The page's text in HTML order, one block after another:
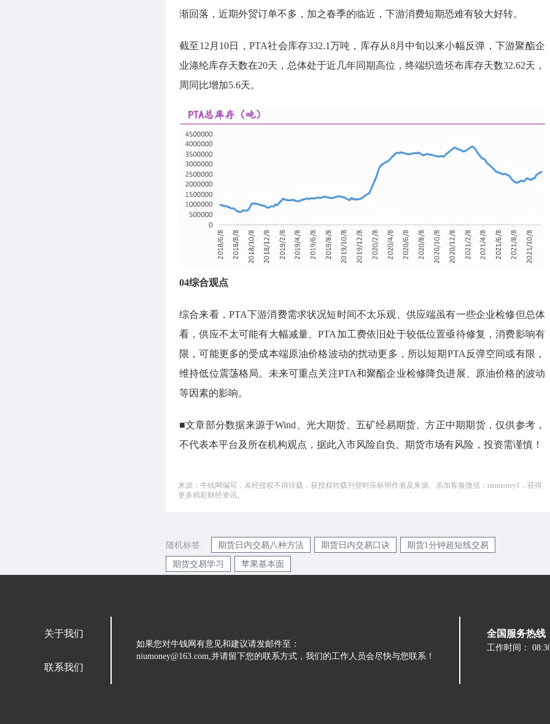
渐回落，近期外贸订单不多，加之春季的临近，下游消费短期恐难有较大好转。
截至12月10日，PTA社会库存332.1万吨，库存从8月中旬以来小幅反弹，下游聚酯企
业涤纶库存天数在20天，总体处于近几年同期高位，终端织造坯布库存天数32.62天，
周同比增加5.6天。
04综合观点
综合来看，PTA下游消费需求状况短时间不太乐观、供应端虽有一些企业检修但总体
看，供应不太可能有大幅减量、PTA加工费依旧处于较低位置亟待修复，消费影响有
限，可能更多的受成本端原油价格波动的扰动更多，所以短期PTA反弹空间或有限，
维持低位震荡格局。未来可重点关注PTA和聚酯企业检修降负进展、原油价格的波动
等因素的影响。
■文章部分数据来源于Wind、光大期货、五矿经易期货、方正中期期货，仅供参考，
不代表本平台及所在机构观点，据此入市风险自负。期货市场有风险，投资需谨慎！
来源：牛钱网编写，未经授权不得转载，获授权转载刊登时应标明作者及来源。添加客服微信：niumoney1，获得
更多精彩财经资讯。
随机标签: 期货日内交易八种方法 期货日内交易口诀 期货1分钟超短线交易
期货交易学习 苹果基本面
关于我们
联系我们
如果您对牛钱网有意见和建议请发邮件至：
niumoney@163.com,并请留下您的联系方式，我们的工作人员会尽快与您联系！
全国服务热线
工作时间：